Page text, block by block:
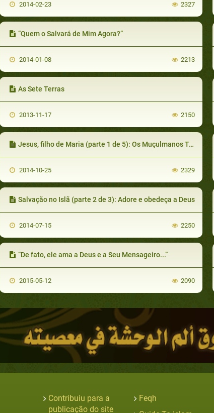
2014-02-23 2327
“Quem o Salvará de Mim Agora?”
2014-01-08 2213
As Sete Terras
2013-11-17 2150
Jesus, filho de Maria (parte 1 de 5): Os Muçulmanos Também Amam Jesus!
2014-10-25 2329
Salvação no Islã (parte 2 de 3): Adore e obedeça a Deus
2014-07-15 2250
“De fato, ele ama a Deus e a Seu Mensageiro...”
2015-05-12 2090
Contribuiu para a
publicação do site
Feqh